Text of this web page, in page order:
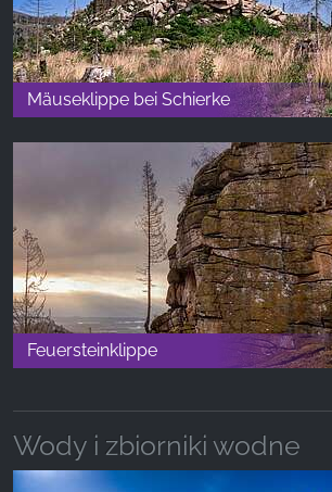
Mäuseklippe bei Schierke
Feuersteinklippe
Wody i zbiorniki wodne